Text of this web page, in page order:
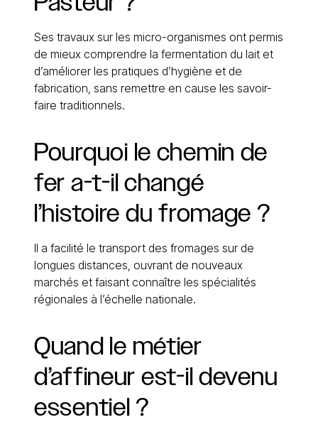
Ses travaux sur les micro-organismes ont permis
de mieux comprendre la fermentation du lait et
d’améliorer les pratiques d’hygiène et de
fabrication, sans remettre en cause les savoir-
faire traditionnels.
Pourquoi le chemin de
fer a-t-ilchangé
l’histoire du fromage ?
Il a facilité le transport des fromages sur de
longues distances, ouvrant de nouveaux
marchés et faisant connaître les spécialités
régionales à l’échelle nationale.
Quand le métier
d’affineur est-ildevenu
essentiel ?